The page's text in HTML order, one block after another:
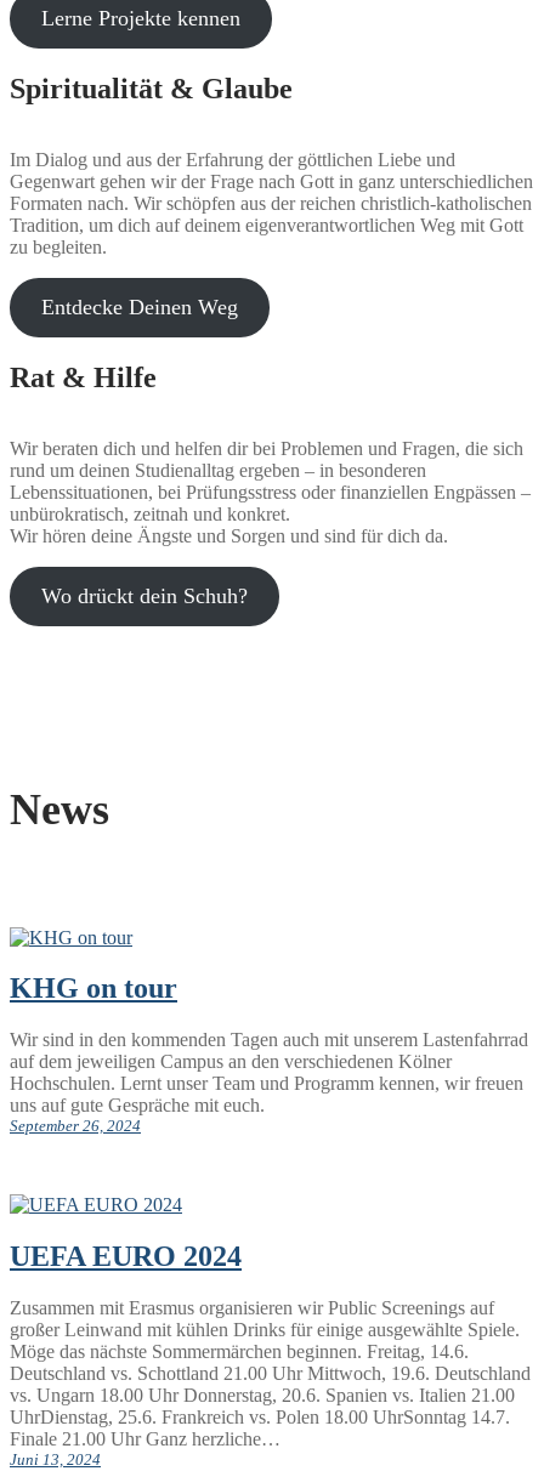
Lerne Projekte kennen
Spiritualität & Glaube
Im Dialog und aus der Erfahrung der göttlichen Liebe und
Gegenwart gehen wir der Frage nach Gott in ganz unterschiedlichen
Formaten nach. Wir schöpfen aus der reichen christlich-katholischen
Tradition, um dich auf deinem eigenverantwortlichen Weg mit Gott
zu begleiten.
Entdecke Deinen Weg
Rat & Hilfe
Wir beraten dich und helfen dir bei Problemen und Fragen, die sich
rund um deinen Studienalltag ergeben – in besonderen
Lebenssituationen, bei Prüfungsstress oder finanziellen Engpässen –
unbürokratisch, zeitnah und konkret.
Wir hören deine Ängste und Sorgen und sind für dich da.
Wo drückt dein Schuh?
News
KHG on tour
Wir sind in den kommenden Tagen auch mit unserem Lastenfahrrad
auf dem jeweiligen Campus an den verschiedenen Kölner
Hochschulen. Lernt unser Team und Programm kennen, wir freuen
uns auf gute Gespräche mit euch.
September 26, 2024
UEFA EURO 2024
Zusammen mit Erasmus organisieren wir Public Screenings auf
großer Leinwand mit kühlen Drinks für einige ausgewählte Spiele.
Möge das nächste Sommermärchen beginnen. Freitag, 14.6.
Deutschland vs. Schottland 21.00 Uhr Mittwoch, 19.6. Deutschland
vs. Ungarn 18.00 Uhr Donnerstag, 20.6. Spanien vs. Italien 21.00
UhrDienstag, 25.6. Frankreich vs. Polen 18.00 UhrSonntag 14.7.
Finale 21.00 Uhr Ganz herzliche…
Juni 13, 2024